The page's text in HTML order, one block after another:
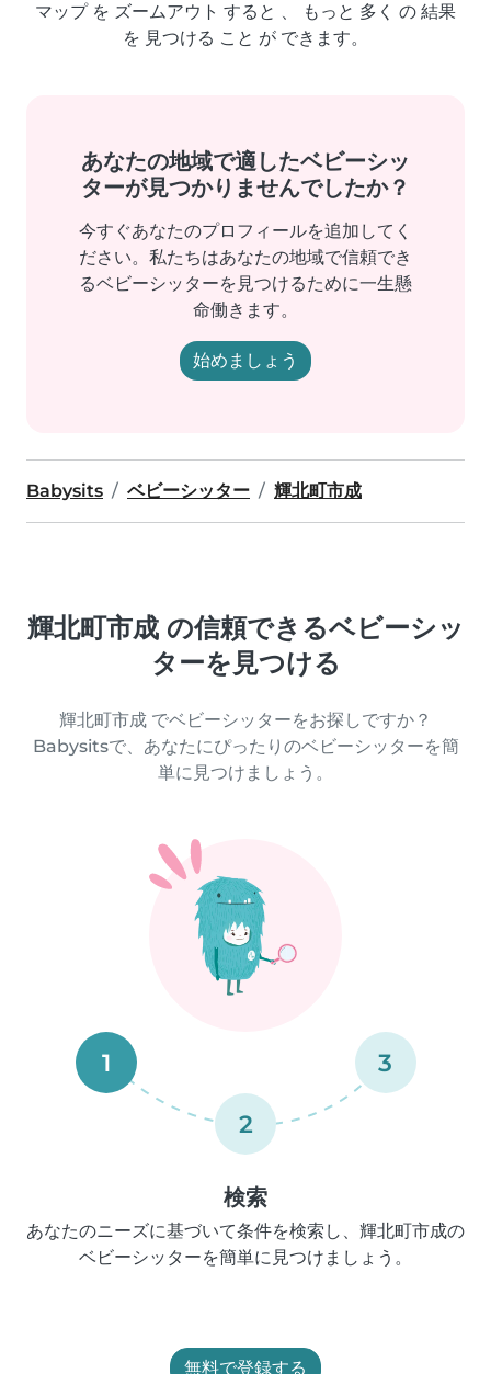
マップ を ズームアウト すると 、 もっと 多く の 結果
を 見つける こと が できます。
あなたの地域で適したベビーシッ
ターが見つかりませんでしたか？
今すぐあなたのプロフィールを追加してく
ださい。私たちはあなたの地域で信頼でき
るベビーシッターを見つけるために一生懸
命働きます。
始めましょう
Babysits ベビーシッター 輝北町市成
輝北町市成 の信頼できるベビーシッ
ターを見つける
輝北町市成 でベビーシッターをお探しですか？
Babysitsで、あなたにぴったりのベビーシッターを簡
単に見つけましょう。
1
2
3
検索
あなたのニーズに基づいて条件を検索し、輝北町市成の
ベビーシッターを簡単に見つけましょう。
無料で登録する